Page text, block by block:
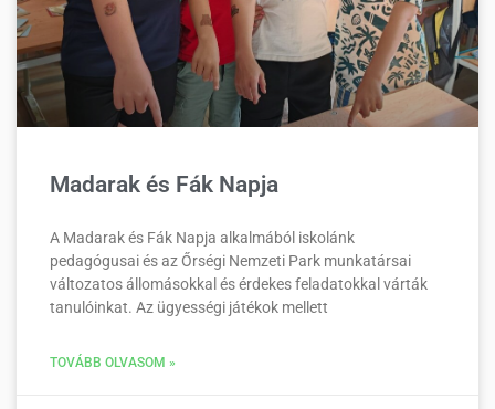
Madarak és Fák Napja
A Madarak és Fák Napja alkalmából iskolánk
pedagógusai és az Őrségi Nemzeti Park munkatársai
változatos állomásokkal és érdekes feladatokkal várták
tanulóinkat. Az ügyességi játékok mellett
TOVÁBB OLVASOM »